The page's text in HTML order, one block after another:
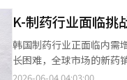
有咖啡馆、餐厅以及适合商务会议和小型活动的场所
被大幅呈现。此外，还
个自制制剂消炎镇痛药‘
拉扎’，尤汉制药在韩国制药生物产
动、每消费5万韩元赠送
的“人脉王活动”。 尤汉
出发，逐步发展壮大。
制药将继续以创始人尤一
K-制药行业面临挑
韩国制药行业正面临内需
长困难，全球市场的新药
外表现而出现分化。高汇
2026-06-04 04:03:00